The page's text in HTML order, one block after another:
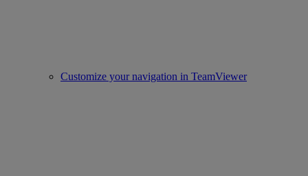
Customize your navigation in TeamViewer